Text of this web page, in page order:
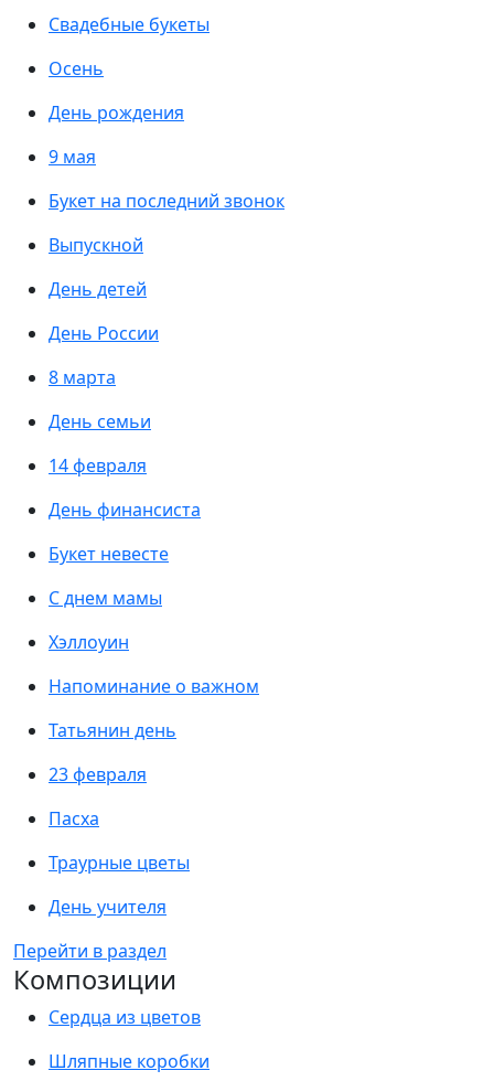
Свадебные букеты
Осень
День рождения
9 мая
Букет на последний звонок
Выпускной
День детей
День России
8 марта
День семьи
14 февраля
День финансиста
Букет невесте
С днем мамы
Хэллоуин
Напоминание о важном
Татьянин день
23 февраля
Пасха
Траурные цветы
День учителя
Перейти в раздел
Композиции
Сердца из цветов
Шляпные коробки